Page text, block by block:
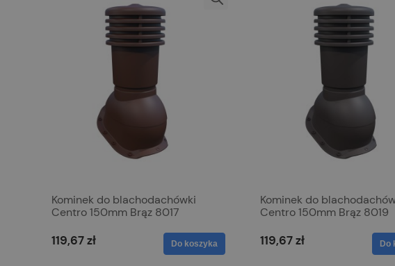
Kominek do blachodachówki
Centro 150mm Brąz 8017
119,67 zł Do koszyka
Kominek do
Centro 150mm Brąz 8019
119,67 zł Do